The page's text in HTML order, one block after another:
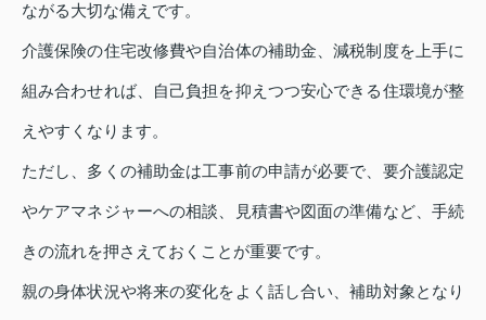
ながる大切な備えです。
介護保険の住宅改修費や自治体の補助金、減税制度を上手に
組み合わせれば、自己負担を抑えつつ安心できる住環境が整
えやすくなります。
ただし、多くの補助金は工事前の申請が必要で、要介護認定
やケアマネジャーへの相談、見積書や図面の準備など、手続
きの流れを押さえておくことが重要です。
親の身体状況や将来の変化をよく話し合い、補助対象となり